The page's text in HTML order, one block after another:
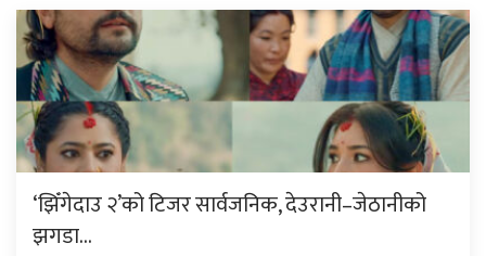
‘झिँगेदाउ २’को टिजर सार्वजनिक, देउरानी–जेठानीको
झगडा…